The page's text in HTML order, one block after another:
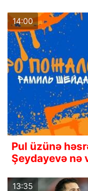
14:00
Pul üzünə
Şeydayevə nə
13:35